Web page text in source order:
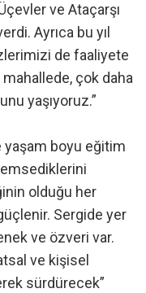
ve Ataçarşı
Ayrıca bu yıl
de faaliyete
çok daha
yaşıyoruz.”
yaşam boyu eğitim
olduğu her
Sergide yer
ve özveri var.
ve kişisel
sürdürecek”